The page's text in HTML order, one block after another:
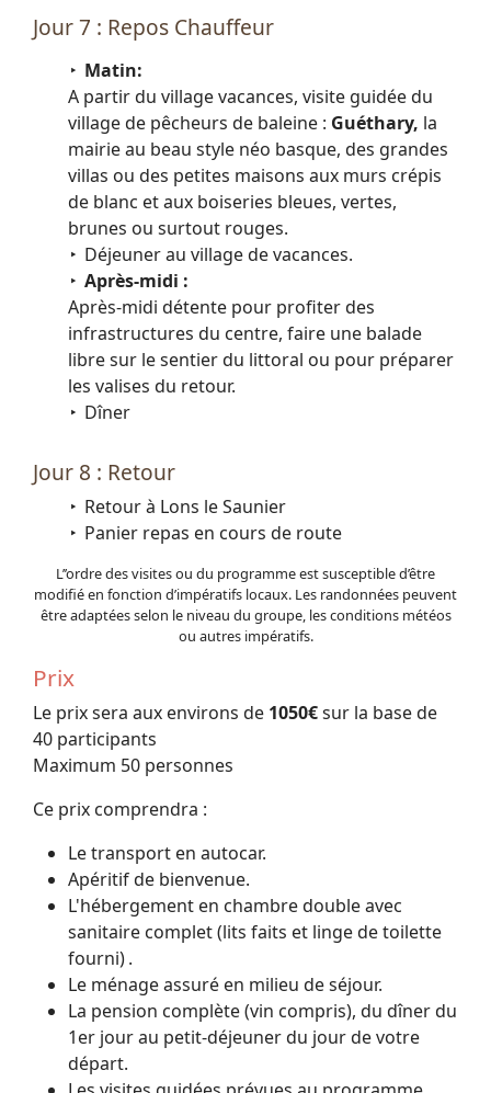
Jour 7 : Repos Chauffeur
Matin:
A partir du village vacances, visite guidée du
village de pêcheurs de baleine : Guéthary, la
mairie au beau style néo basque, des grandes
villas ou des petites maisons aux murs crépis
de blanc et aux boiseries bleues, vertes,
brunes ou surtout rouges.
Déjeuner au village de vacances.
Après-midi :
Après-midi détente pour profiter des
infrastructures du centre, faire une balade
libre sur le sentier du littoral ou pour préparer
les valises du retour.
Dîner
Jour 8 : Retour
Retour à Lons le Saunier
Panier repas en cours de route
L’’ordre des visites ou du programme est susceptible d’être
modifié en fonction d’impératifs locaux. Les randonnées peuvent
être adaptées selon le niveau du groupe, les conditions météos
ou autres impératifs.
Prix
Le prix sera aux environs de 1050€sur la base de
40 participants
Maximum 50 personnes
Ce prix comprendra :
Le transport en autocar.
Apéritif de bienvenue.
L'hébergement en chambre double avec
sanitaire complet (lits faits et linge de toilette
fourni) .
Le ménage assuré en milieu de séjour.
La pension complète (vin compris), du dîner du
1er jour au petit-déjeuner du jour de votre
départ.